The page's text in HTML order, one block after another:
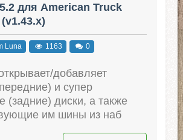
для American Truck
Luna 1163 0
добавляет
и супер
(задние) диски, а также
им шины из наб